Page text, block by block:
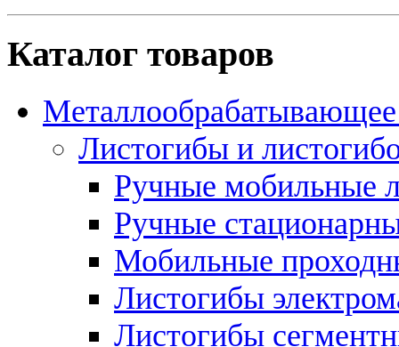
Каталог товаров
Металлообрабатывающее
Листогибы и
Ручные мобильные
Ручные
Мобильные
Листогибы
Листогибы